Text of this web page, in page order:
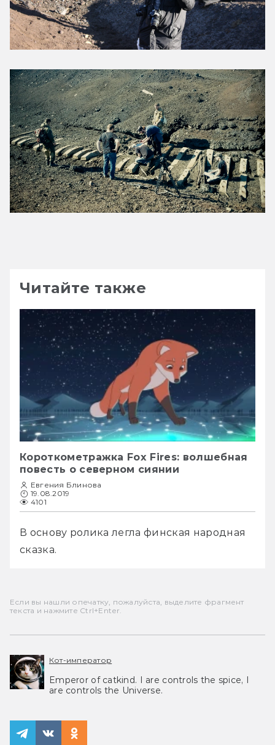
Читайте также
Короткометражка Fox Fires: волшебная
повесть о северном сиянии
Евгения Блинова
19.08.2019
4101
В основу ролика легла финская народная
сказка.
Если вы нашли опечатку, пожалуйста, выделите фрагмент
текста и нажмите Ctrl+Enter.
Кот-император
Emperor of catkind. I are controls the spice, I
are controls the Universe.